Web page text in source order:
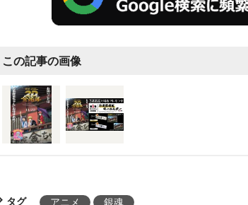
この記事の画像
タグ アニメ 銀魂